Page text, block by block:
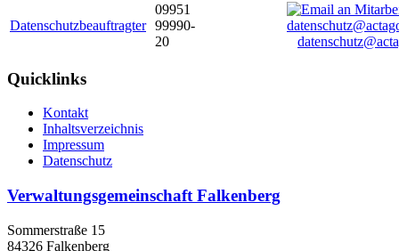
Datenschutzbeauftragter
09951
99990-
20
Quicklinks
Kontakt
Inhaltsverzeichnis
Impressum
Datenschutz
Verwaltungsgemeinschaft Falkenberg
Sommerstraße 15
84326 Falkenberg